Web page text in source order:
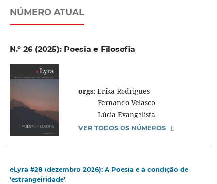
NÚMERO ATUAL
N.º 26 (2025): Poesia e Filosofia
orgs:Erika Rodrigues
Fernando Velasco
Lúcia Evangelista
VER TODOS OS NÚMEROS
eLyra #28 (dezembro 2026): A Poesia e a condição de
'estrangeiridade'